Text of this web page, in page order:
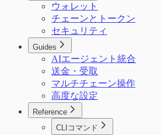
ウォレット
チェーンとトークン
セキュリティ
Guides
AIエージェント統合
送金・受取
マルチチェーン操作
高度な設定
Reference
CLIコマンド